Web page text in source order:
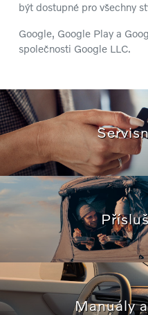
být dostupné pro všechny
Google, Google Play a
společnosti Google LLC.
Manuály